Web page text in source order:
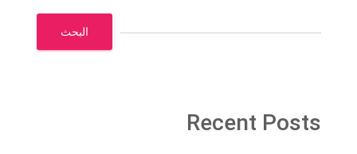
البحث
Recent Posts